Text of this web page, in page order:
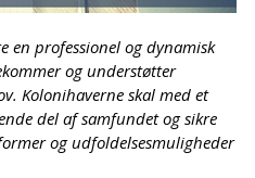
en professionel og dynamisk
og understøtter
Kolonihaverne skal med et
del af samfundet og sikre
og udfoldelsesmuligheder